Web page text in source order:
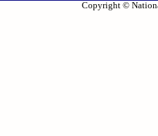
Copyright ©